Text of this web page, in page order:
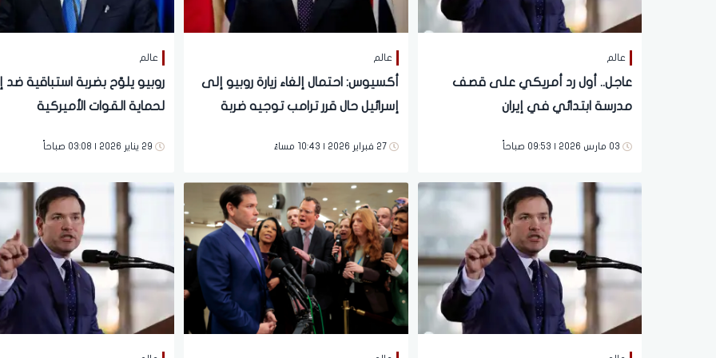
عالم
عاجل.. أول رد أمريكي على قصف
مدرسة ابتدائي في إيران
03 مارس 2026 | 09:53 صباحاً
عالم
أكسيوس: احتمال إلغاء زيارة روبيو إلى
إسرائيل حال قرر ترامب توجيه ضربة
27 فبراير 2026 | 10:43 مساءً
عالم
روبيو يلوّح بضربة استباقية ضد
لحماية القوات الأميركية
29 يناير 2026 | 03:08 صباحاً